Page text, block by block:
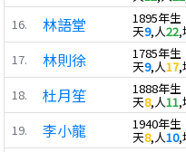
16. 林語堂 1895年生
天9,人22,
17. 林則徐 1785年生
天9,人17,
18. 杜月笙 1888年生
天8,人11,
19. 李小龍 1940年生
天8,人10,